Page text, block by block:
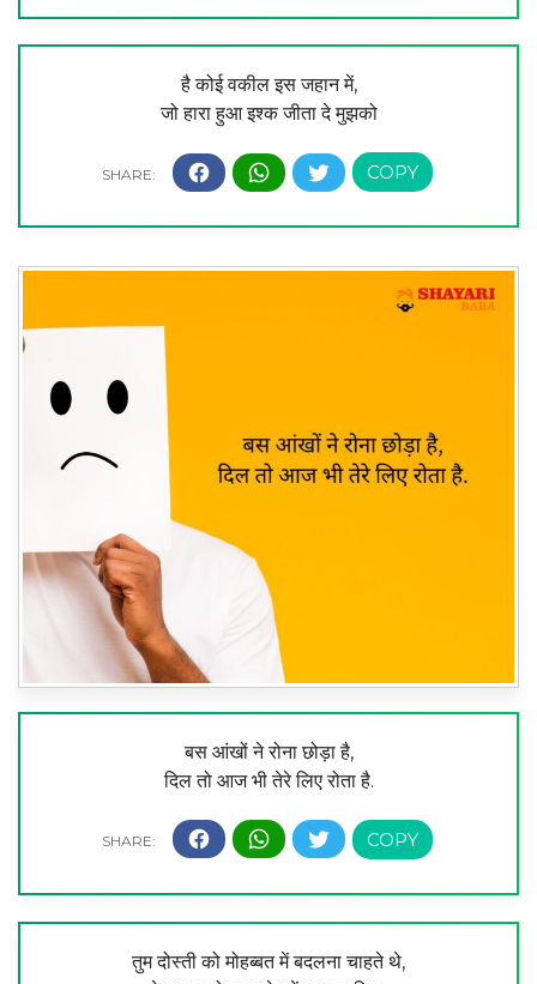
है कोई वकील इस जहान में,
जो हारा हुआ इश्क जीता दे मुझको
बस आंखों ने रोना छोड़ा है,
दिल तो आज भी तेरे लिए रोता है.
तुम दोस्ती को मोहब्बत में बदलना चाहते थे,